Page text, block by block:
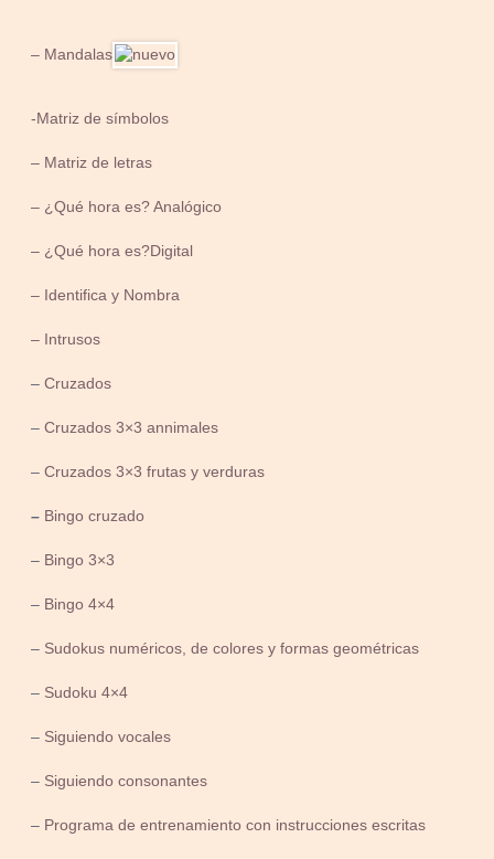
– Mandalas
-Matriz de símbolos
– Matriz de letras
– ¿Qué hora es? Analógico
– ¿Qué hora es?Digital
– Identifica y Nombra
– Intrusos
–Cruzados
–Cruzados 3×3 annimales
–Cruzados 3×3 frutas y verduras
– Bingo cruzado
– Bingo 3×3
– Bingo 4×4
– Sudokus numéricos, de colores y formas geométricas
– Sudoku 4×4
– Siguiendo vocales
– Siguiendo consonantes
– Programa de entrenamiento con instrucciones escritas